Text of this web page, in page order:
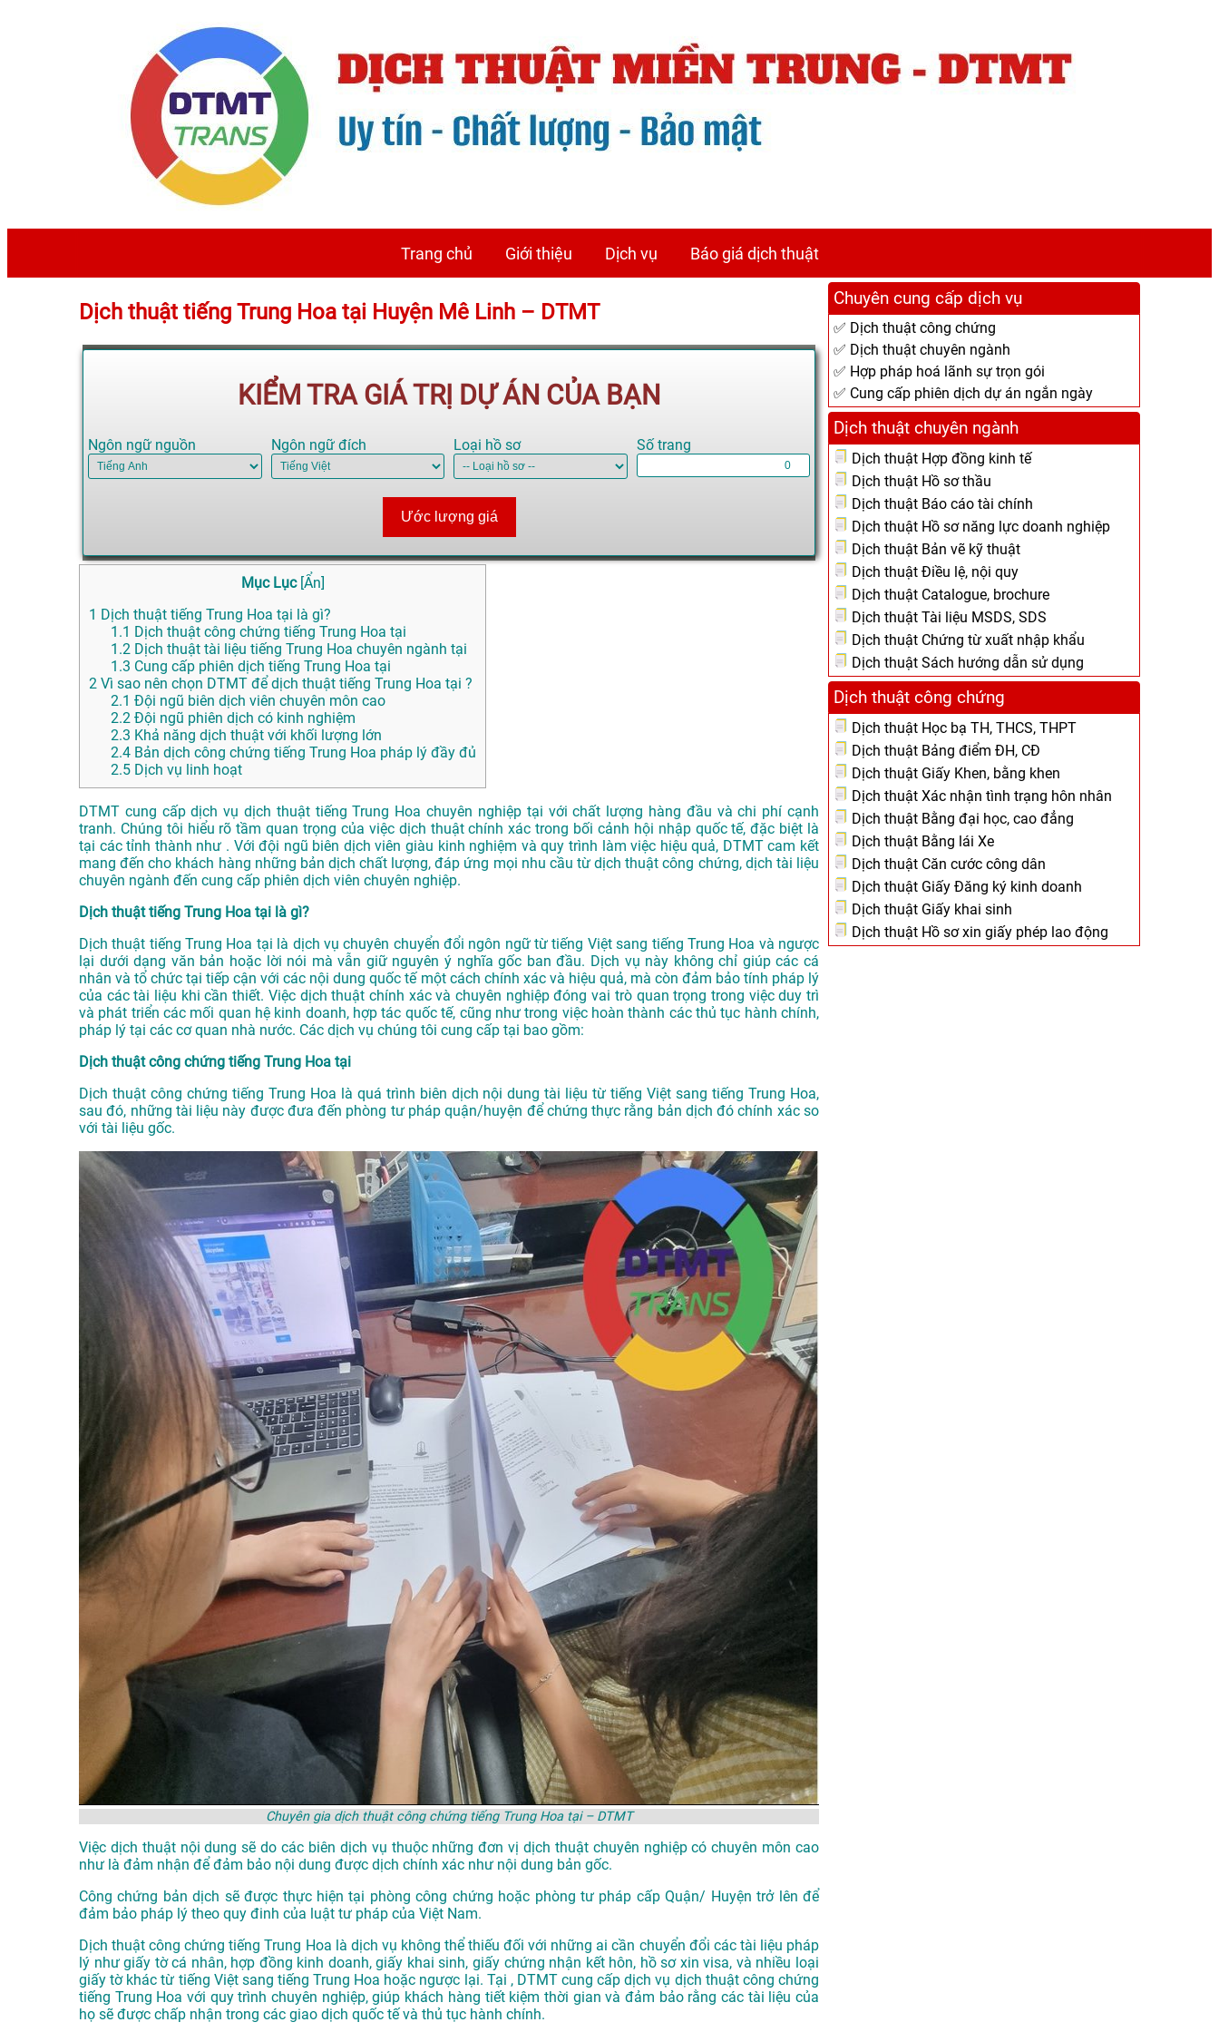
Trang chủ Giới thiệu Dịch vụ Báo giá dịch thuật
Dịch thuật tiếng Trung Hoa tại Huyện Mê Linh – DTMT
KIỂM TRA GIÁ TRỊ DỰ ÁN CỦA BẠN
Ngôn ngữ nguồn Ngôn ngữ đích Loại hồ sơ Số trang
Ước lượng giá
Mục Lục [Ẩn]
1 Dịch thuật tiếng Trung Hoa tại là gì?
1.1 Dịch thuật công chứng tiếng Trung Hoa tại
1.2 Dịch thuật tài liệu tiếng Trung Hoa chuyên ngành tại
1.3 Cung cấp phiên dịch tiếng Trung Hoa tại
2 Vì sao nên chọn DTMT để dịch thuật tiếng Trung Hoa tại ?
2.1 Đội ngũ biên dịch viên chuyên môn cao
2.2 Đội ngũ phiên dịch có kinh nghiệm
2.3 Khả năng dịch thuật với khối lượng lớn
2.4 Bản dịch công chứng tiếng Trung Hoa pháp lý đầy đủ
2.5 Dịch vụ linh hoạt
DTMT cung cấp dịch vụ dịch thuật tiếng Trung Hoa chuyên nghiệp tại với chất lượng hàng đầu và chi phí cạnh
tranh. Chúng tôi hiểu rõ tầm quan trọng của việc dịch thuật chính xác trong bối cảnh hội nhập quốc tế, đặc biệt là
tại các tỉnh thành như . Với đội ngũ biên dịch viên giàu kinh nghiệm và quy trình làm việc hiệu quả, DTMT cam kết
mang đến cho khách hàng những bản dịch chất lượng, đáp ứng mọi nhu cầu từ dịch thuật công chứng, dịch tài liệu
chuyên ngành đến cung cấp phiên dịch viên chuyên nghiệp.
Dịch thuật tiếng Trung Hoa tại là gì?
Dịch thuật tiếng Trung Hoa tại là dịch vụ chuyên chuyển đổi ngôn ngữ từ tiếng Việt sang tiếng Trung Hoa và ngược
lại dưới dạng văn bản hoặc lời nói mà vẫn giữ nguyên ý nghĩa gốc ban đầu. Dịch vụ này không chỉ giúp các cá
nhân và tổ chức tại tiếp cận với các nội dung quốc tế một cách chính xác và hiệu quả, mà còn đảm bảo tính pháp lý
của các tài liệu khi cần thiết. Việc dịch thuật chính xác và chuyên nghiệp đóng vai trò quan trọng trong việc duy trì
và phát triển các mối quan hệ kinh doanh, hợp tác quốc tế, cũng như trong việc hoàn thành các thủ tục hành chính,
pháp lý tại các cơ quan nhà nước. Các dịch vụ chúng tôi cung cấp tại bao gồm:
Dịch thuật công chứng tiếng Trung Hoa tại
Dịch thuật công chứng tiếng Trung Hoa là quá trình biên dịch nội dung tài liệu từ tiếng Việt sang tiếng Trung Hoa,
sau đó, những tài liệu này được đưa đến phòng tư pháp quận/huyện để chứng thực rằng bản dịch đó chính xác so
với tài liệu gốc.
Chuyên gia dịch thuật công chứng tiếng Trung Hoa tại – DTMT
Việc dịch thuật nội dung sẽ do các biên dịch vụ thuộc những đơn vị dịch thuật chuyên nghiệp có chuyên môn cao
như là đảm nhận để đảm bảo nội dung được dịch chính xác như nội dung bản gốc.
Công chứng bản dịch sẽ được thực hiện tại phòng công chứng hoặc phòng tư pháp cấp Quận/ Huyện trở lên để
đảm bảo pháp lý theo quy đinh của luật tư pháp của Việt Nam.
Dịch thuật công chứng tiếng Trung Hoa là dịch vụ không thể thiếu đối với những ai cần chuyển đổi các tài liệu pháp
lý như giấy tờ cá nhân, hợp đồng kinh doanh, giấy khai sinh, giấy chứng nhận kết hôn, hồ sơ xin visa, và nhiều loại
giấy tờ khác từ tiếng Việt sang tiếng Trung Hoa hoặc ngược lại. Tại , DTMT cung cấp dịch vụ dịch thuật công chứng
tiếng Trung Hoa với quy trình chuyên nghiệp, giúp khách hàng tiết kiệm thời gian và đảm bảo rằng các tài liệu của
họ sẽ được chấp nhận trong các giao dịch quốc tế và thủ tục hành chính.
Chuyên cung cấp dịch vụ
✅ Dịch thuật công chứng
✅ Dịch thuật chuyên ngành
✅ Hợp pháp hoá lãnh sự trọn gói
✅ Cung cấp phiên dịch dự án ngắn ngày
Dịch thuật chuyên ngành
Dịch thuật Hợp đồng kinh tế
Dịch thuật Hồ sơ thầu
Dịch thuật Báo cáo tài chính
Dịch thuật Hồ sơ năng lực doanh nghiệp
Dịch thuật Bản vẽ kỹ thuật
Dịch thuật Điều lệ, nội quy
Dịch thuật Catalogue, brochure
Dịch thuật Tài liệu MSDS, SDS
Dịch thuật Chứng từ xuất nhập khẩu
Dịch thuật Sách hướng dẫn sử dụng
Dịch thuật công chứng
Dịch thuật Học bạ TH, THCS, THPT
Dịch thuật Bảng điểm ĐH, CĐ
Dịch thuật Giấy Khen, bằng khen
Dịch thuật Xác nhận tình trạng hôn nhân
Dịch thuật Bằng đại học, cao đẳng
Dịch thuật Bằng lái Xe
Dịch thuật Căn cước công dân
Dịch thuật Giấy Đăng ký kinh doanh
Dịch thuật Giấy khai sinh
Dịch thuật Hồ sơ xin giấy phép lao động